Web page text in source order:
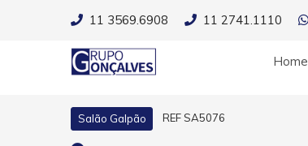
11 3569.6908 11 2741.1110
Home
Salão Galpão REF SA5076